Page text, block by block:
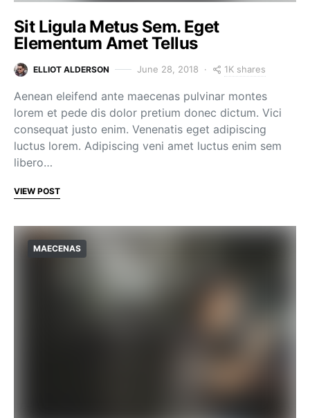
Sit Ligula Metus Sem. Eget
Elementum Amet Tellus
ELLIOT ALDERSON June 28, 2018 1K shares
Aenean eleifend ante maecenas pulvinar montes
lorem et pede dis dolor pretium donec dictum. Vici
consequat justo enim. Venenatis eget adipiscing
luctus lorem. Adipiscing veni amet luctus enim sem
libero…
VIEW POST
MAECENAS